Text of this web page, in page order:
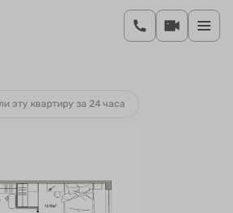
10 486 558 руб.
эту квартиру за 24 часа